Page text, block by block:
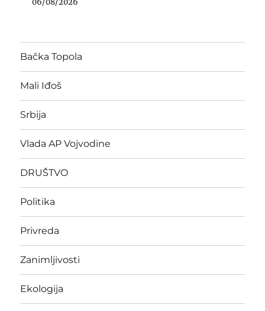
Bačka Topola
Mali Iđoš
Srbija
Vlada AP Vojvodine
DRUŠTVO
Politika
Privreda
Zanimljivosti
Ekologija